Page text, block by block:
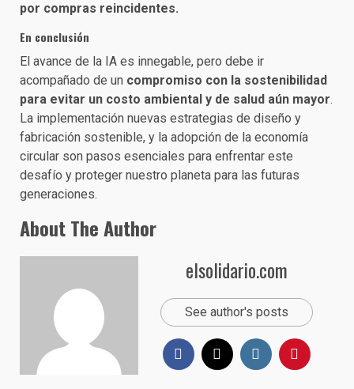
por compras reincidentes.
En conclusión
El avance de la IA es innegable, pero debe ir
acompañado de un compromiso con la sostenibilidad
para evitar un costo ambiental y de salud aún mayor.
La implementación nuevas estrategias de diseño y
fabricación sostenible, y la adopción de la economía
circular son pasos esenciales para enfrentar este
desafío y proteger nuestro planeta para las futuras
generaciones.
About The Author
elsolidario.com
See author's posts